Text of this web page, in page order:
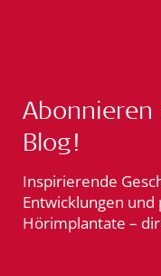
Abonnieren
Blog!
Inspirierende
Entwicklungen
Hörimplantate –